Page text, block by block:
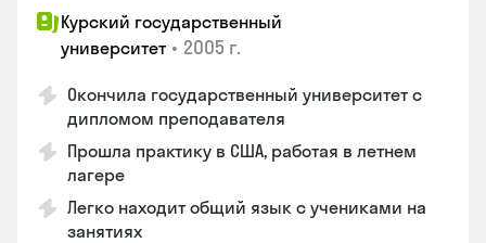
Курский государственный
университет • 2005 г.
Окончила государственный университет с
дипломом преподавателя
Прошла практику в США, работая в летнем
лагере
Легко находит общий язык с учениками на
занятиях